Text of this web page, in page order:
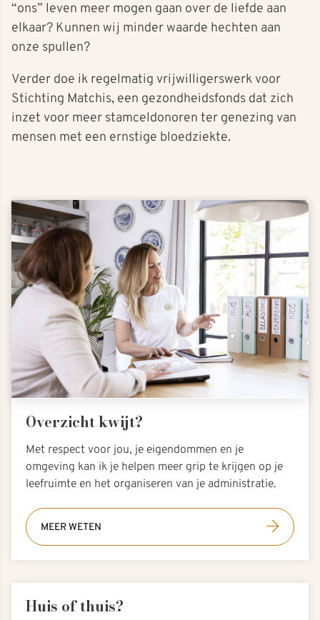
“ons” leven meer mogen gaan over de liefde aan
elkaar? Kunnen wij minder waarde hechten aan
onze spullen?
Verder doe ik regelmatig vrijwilligerswerk voor
Stichting Matchis, een gezondheidsfonds dat zich
inzet voor meer stamceldonoren ter genezing van
mensen met een ernstige bloedziekte.
Overzicht kwijt?
Met respect voor jou, je eigendommen en je
omgeving kan ik je helpen meer grip te krijgen op je
leefruimte en het organiseren van je administratie.
MEER WETEN
Huis of thuis?